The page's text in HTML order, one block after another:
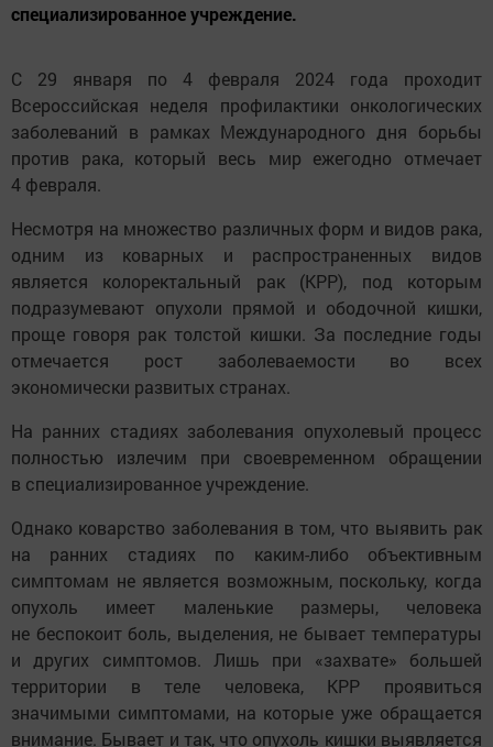
специализированное учреждение.
С 29 января по 4 февраля 2024 года проходит
Всероссийская неделя профилактики онкологических
заболеваний в рамках Международного дня борьбы
против рака, который весь мир ежегодно отмечает
4 февраля.
Несмотря на множество различных форм и видов рака,
одним из коварных и распространенных видов
является колоректальный рак (КРР), под которым
подразумевают опухоли прямой и ободочной кишки,
проще говоря рак толстой кишки. За последние годы
отмечается рост заболеваемости во всех
экономически развитых странах.
На ранних стадиях заболевания опухолевый процесс
полностью излечим при своевременном обращении
в специализированное учреждение.
Однако коварство заболевания в том, что выявить рак
на ранних стадиях по каким-либо объективным
симптомам не является возможным, поскольку, когда
опухоль имеет маленькие размеры, человека
не беспокоит боль, выделения, не бывает температуры
и других симптомов. Лишь при «захвате» большей
территории в теле человека, КРР проявиться
значимыми симптомами, на которые уже обращается
внимание. Бывает и так, что опухоль кишки выявляется